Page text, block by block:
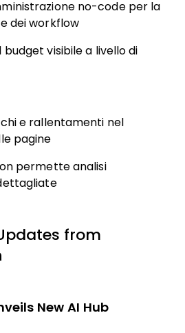
no-code per la
dei workflow
visibile a livello di
e rallentamenti nel
pagine
permette analisi
from
New AI Hub